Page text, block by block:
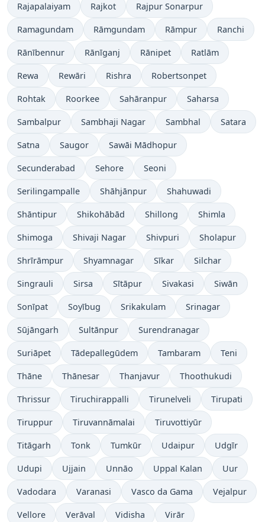
Rajapalaiyam Rajkot Rajpur Sonarpur
Ramagundam Rāmgundam Rāmpur Ranchi
Rānībennur Rānīganj Rānipet Ratlām
Rewa Rewāri Rishra Robertsonpet
Rohtak Roorkee Sahāranpur Saharsa
Sambalpur Sambhaji Nagar Sambhal Satara
Satna Saugor Sawāi Mādhopur
Secunderabad Sehore Seoni
Serilingampalle Shāhjānpur Shahuwadi
Shāntipur Shikohābād Shillong Shimla
Shimoga Shivaji Nagar Shivpuri Sholapur
Shrīrāmpur Shyamnagar Sīkar Silchar
Singrauli Sirsa Sītāpur Sivakasi Siwān
Sonīpat Soyībug Srikakulam Srinagar
Sūjāngarh Sultānpur Surendranagar
Suriāpet Tādepallegūdem Tambaram Teni
Thāne Thānesar Thanjavur Thoothukudi
Thrissur Tiruchirappalli Tirunelveli Tirupati
Tiruppur Tiruvannāmalai Tiruvottiyūr
Titāgarh Tonk Tumkūr Udaipur Udgīr
Udupi Ujjain Unnāo Uppal Kalan Uur
Vadodara Varanasi Vasco da Gama Vejalpur
Vellore Verāval Vidisha Virār